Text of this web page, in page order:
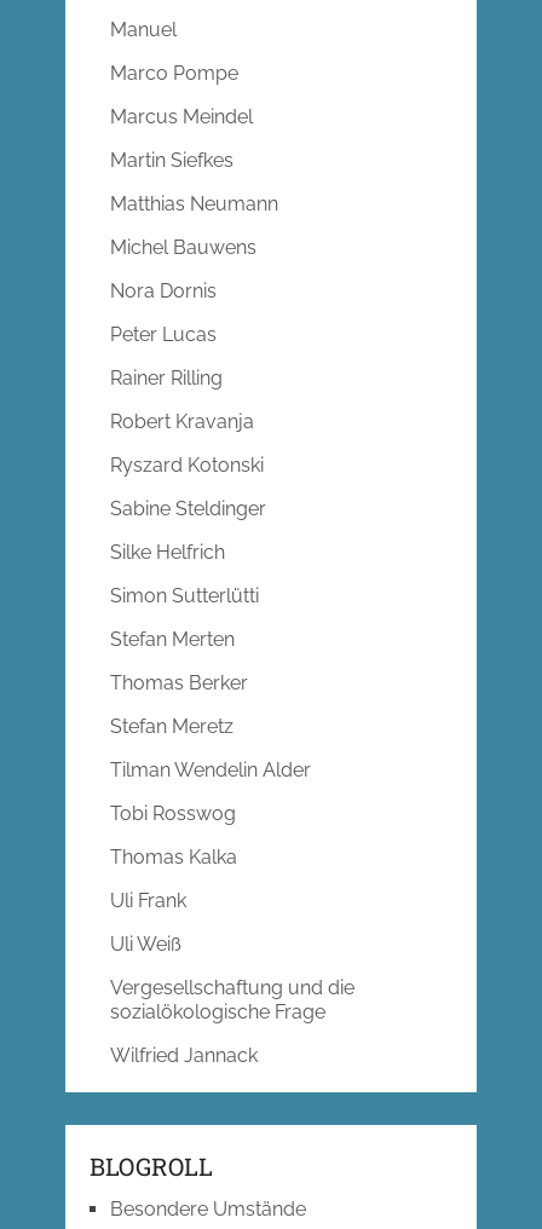
Manuel
Marco Pompe
Marcus Meindel
Martin Siefkes
Matthias Neumann
Michel Bauwens
Nora Dornis
Peter Lucas
Rainer Rilling
Robert Kravanja
Ryszard Kotonski
Sabine Steldinger
Silke Helfrich
Simon Sutterlütti
Stefan Merten
Thomas Berker
Stefan Meretz
Tilman Wendelin Alder
Tobi Rosswog
Thomas Kalka
Uli Frank
Uli Weiß
Vergesellschaftung und die
sozialökologische Frage
Wilfried Jannack
BLOGROLL
Besondere Umstände